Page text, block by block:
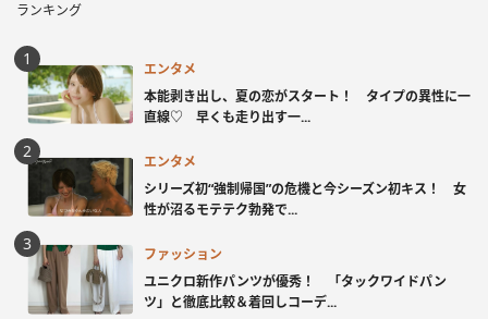
ランキング
エンタメ
本能剥き出し、夏の恋がスタート！ タイプの異性に一
直線♡ 早くも走り出す一...
エンタメ
シリーズ初“強制帰国”の危機と今シーズン初キス！ 女
性が沼るモテテク勃発で...
ファッション
ユニクロ新作パンツが優秀！ 「タックワイドパン
ツ」と徹底比較＆着回しコーデ...